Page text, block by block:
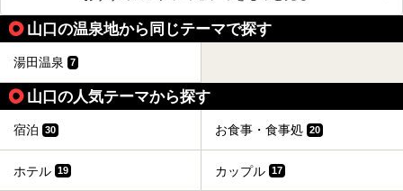
山口の温泉地から同じテーマで探す
湯田温泉 7
山口の人気テーマから探す
宿泊 30 お食事・食事処 20
ホテル 19 カップル 17